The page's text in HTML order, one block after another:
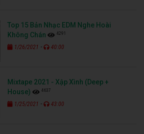
Top 15 Bản Nhạc EDM Nghe Hoài
Không Chán
4291
1/26/2021 - 40:00
Mixtape 2021 - Xập Xình (Deep +
House)
4637
1/25/2021 - 43:00